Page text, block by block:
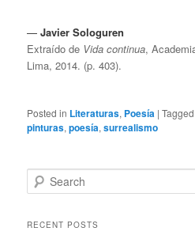
—Javier Sologuren
Extraído de Vida continua,
Lima, 2014. (p. 403).
Posted in Literaturas, Poesía |Tagged
pinturas,poesía,surrealismo
e
rRECENT POSTS